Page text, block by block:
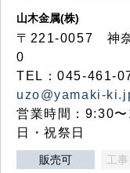
山木金属(株)
〒221-0057 神
0
TEL：045-461-
uzo@yamaki-
営業時間：9:30
日・祝祭日
販売可 工